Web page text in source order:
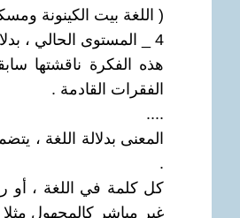
( اللغة بيت الكينونة
4 _ المستوى الحالي ، بدلالة الفهم الجديد للواقع والزمن خاصة .
هذه الفكرة ناقشتها
الفقرات القادمة .
....
المعنى بدلالة اللغة ،
.
كل كلمة في اللغة ، أو
غير مباشر كالمجهول مثلا